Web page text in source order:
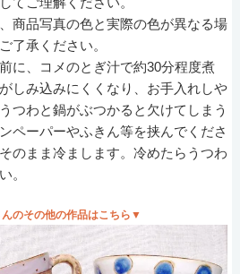
商品写真の色と実際の色が異なる場
了承ください。
に、コメのとぎ汁で約30分程度煮
しみ込みにくくなり、お手入れしや
つわと鍋がぶつかると欠けてしまう
ペーパーやふきん等を挟んでくださ
のまま冷まします。冷めたらうつわ
。
のその他の作品はこちら▼